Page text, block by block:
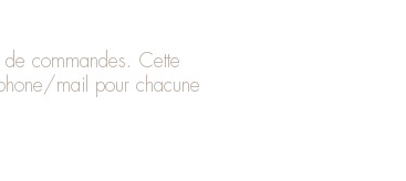
commandes. Cette
mail pour chacune